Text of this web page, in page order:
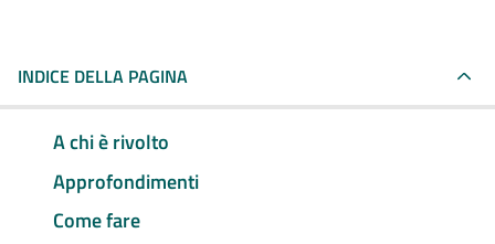
INDICE DELLA PAGINA
A chi è rivolto
Approfondimenti
Come fare